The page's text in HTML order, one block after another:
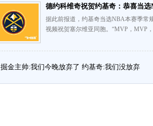
德约科维奇祝贺约基奇：恭喜当
据此前报道，约基奇当选NBA本赛季常
视频祝贺塞尔维亚同胞。“MVP，MVP
掘金主帅:我们今晚放弃了 约基奇:我们没放弃